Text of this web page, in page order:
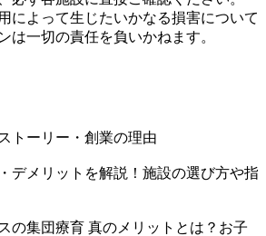
によって生じたいかなる損害について
は一切の責任を負いかねます。
トーリー・創業の理由
デメリットを解説！施設の選び方や指
の集団療育 真のメリットとは？お子